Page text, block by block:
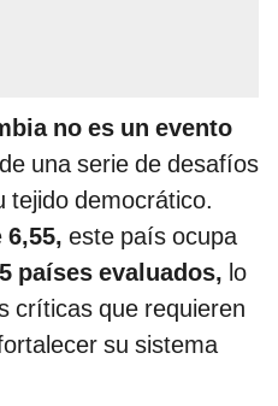
no es un evento
una serie de desafíos
tejido democrático.
6,55, este país ocupa
países evaluados, lo
críticas que requieren
su sistema